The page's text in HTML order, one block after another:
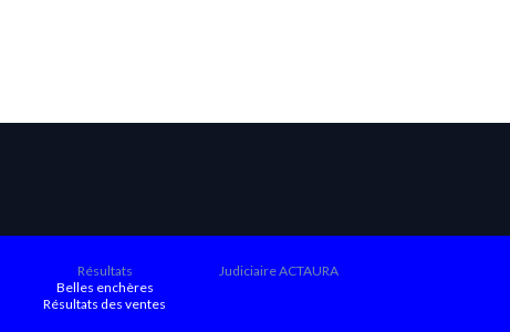
Résultats
Belles enchères
Résultats des ventes
Judiciaire ACTAURA